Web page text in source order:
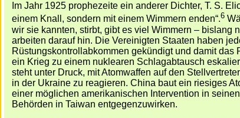
Im Jahr 1925 prophezeite ein anderer Dichter, T. S.
einem Knall, sondern mit einem Wimmern enden“.6
wir sie kannten, stirbt, gibt es viel Wimmern – bislang
arbeiten darauf hin. Die Vereinigten Staaten haben
Rüstungskontrollabkommen gekündigt und damit das
ein Krieg zu einem nuklearen Schlagabtausch
steht unter Druck, mit Atomwaffen auf den
in der Ukraine zu reagieren. China baut ein riesiges
einer möglichen amerikanischen Intervention in
Behörden in Taiwan entgegenzuwirken.